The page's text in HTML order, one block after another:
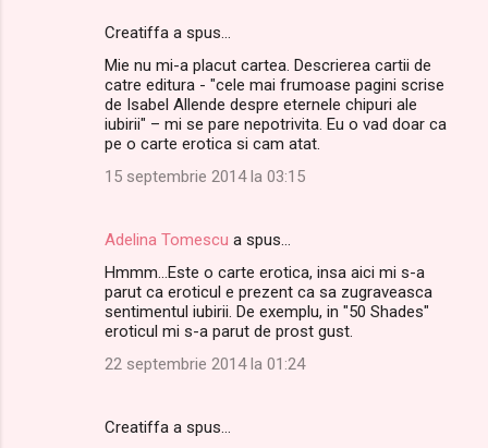
Creatiffa a spus…
Mie nu mi-a placut cartea. Descrierea cartii de
catre editura - "cele mai frumoase pagini scrise
de Isabel Allende despre eternele chipuri ale
iubirii" – mi se pare nepotrivita. Eu o vad doar ca
pe o carte erotica si cam atat.
15 septembrie 2014 la 03:15
Adelina Tomescu a spus…
Hmmm...Este o carte erotica, insa aici mi s-a
parut ca eroticul e prezent ca sa zugraveasca
sentimentul iubirii. De exemplu, in "50 Shades"
eroticul mi s-a parut de prost gust.
22 septembrie 2014 la 01:24
Creatiffa a spus…